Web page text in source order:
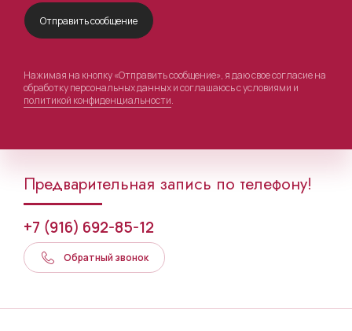
Нажимая на кнопку «Отправить сообщение», я даю свое согласие на
обработку персональных данных и соглашаюсь с условиями и
политикой конфиденциальности.
Предварительная запись по телефону!
+7 (916) 692-85-12
Обратный звонок